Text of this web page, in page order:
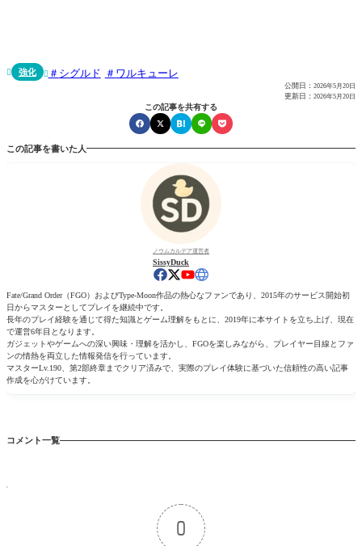
 強化  シグルド ワルキューレ
公開日： 2026年5月20日
更新日： 2026年5月20日
この記事を共有する
この記事を書いた人
ノウムカルデア運営者
SissyDuck
Fate/Grand Order（FGO）およびType-Moon作品の熱心なファンであり、2015年のサービス開始初
日からマスターとしてプレイを継続中です。
長年のプレイ経験を通じて得た知識とゲーム理解をもとに、2019年に本サイトを立ち上げ、現在
で運営6年目となります。
ガジェットやゲームへの深い興味・理解を活かし、FGOを楽しみながら、プレイヤー目線とファ
ンの情熱を両立した情報発信を行っています。
マスターLv.190、第2部終章までクリア済みで、実際のプレイ体験に基づいた信頼性の高い記事
作成を心がけています。
コメント一覧
0